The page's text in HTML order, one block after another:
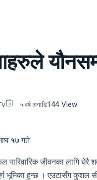
५ वर्ष अगाडि144 View
१७ गते
जीवनका लागि धेरै
भूमिका हुन्छ । एउटासँग कुशल